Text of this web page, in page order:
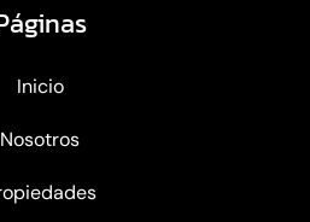
Inicio
Nosotros